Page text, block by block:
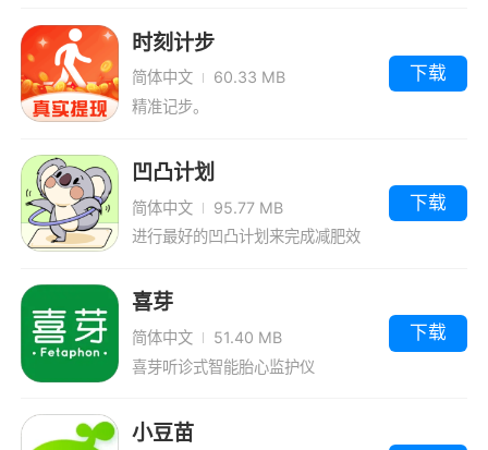
时刻计步
简体中文
60.33 MB
精准记步。
下载
凹凸计划
简体中文
95.77 MB
进行最好的凹凸计划来完成减肥效
下载
喜芽
简体中文
51.40 MB
喜芽听诊式智能胎心监护仪
下载
小豆苗